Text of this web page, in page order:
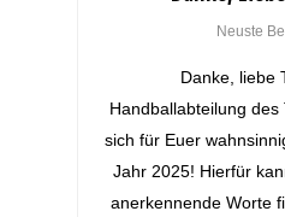
Neuste
Danke, liebe
Handballabteilung
sich für Euer
Jahr 2025! Hierfür
anerkennende Worte